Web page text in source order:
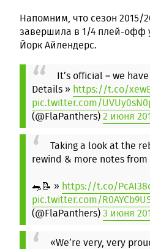
Напомним, что сезон 2015/
завершила в 1/4 плей-офф
Йорк Айлендерс.
It’s official – we
Details » https://t.co/
pic.twitter.com/
(@FlaPanthers)2 июня
Taking a look at the
rewind & more notes from
🐀📝 » https://t.co/
pic.twitter.com/
(@FlaPanthers)3 июня
«We’re very, very